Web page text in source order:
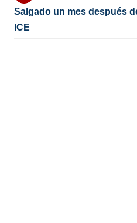
Salgado un mes después
ICE